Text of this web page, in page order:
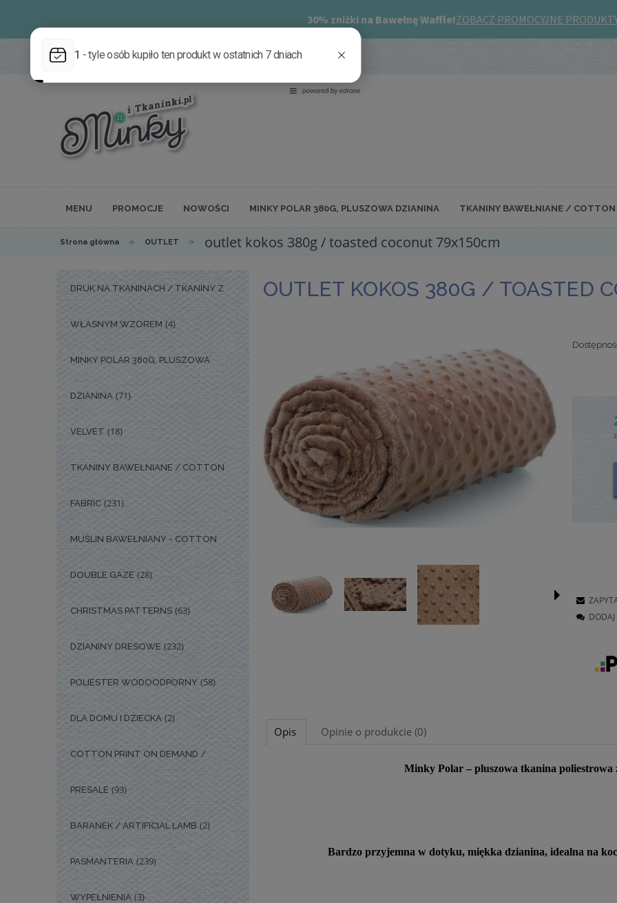
MENU PROMOCJE NOWOŚCI MINKY POLAR 380G, PLUSZOWA DZIANINA TKANINY BAWEŁNIANE / COTTON
Strona główna OUTLET outlet kokos 380g / toasted coconut 79x150cm
DRUK NA TKANINACH / TKANINY Z
WŁASNYM WZOREM (4)
MINKY POLAR 380G, PLUSZOWA
DZIANINA (71)
VELVET (18)
TKANINY BAWEŁNIANE / COTTON
FABRIC (231)
MUŚLIN BAWEŁNIANY - COTTON
DOUBLE GAZE (28)
CHRISTMAS PATTERNS (63)
DZIANINY DRESOWE (232)
POLIESTER WODOODPORNY (58)
DLA DOMU I DZIECKA (2)
COTTON PRINT ON DEMAND /
PRESALE (93)
BARANEK / ARTIFICIAL LAMB (2)
PASMANTERIA (239)
WYPEŁNIENIA (3)
OUTLET KOKOS 380G / TOASTED
Opis Opinie o produkcie (0)
Minky Polar – pluszowa tkanina poliestrowa
Bardzo przyjemna w dotyku, miękka dzianina, idealna na